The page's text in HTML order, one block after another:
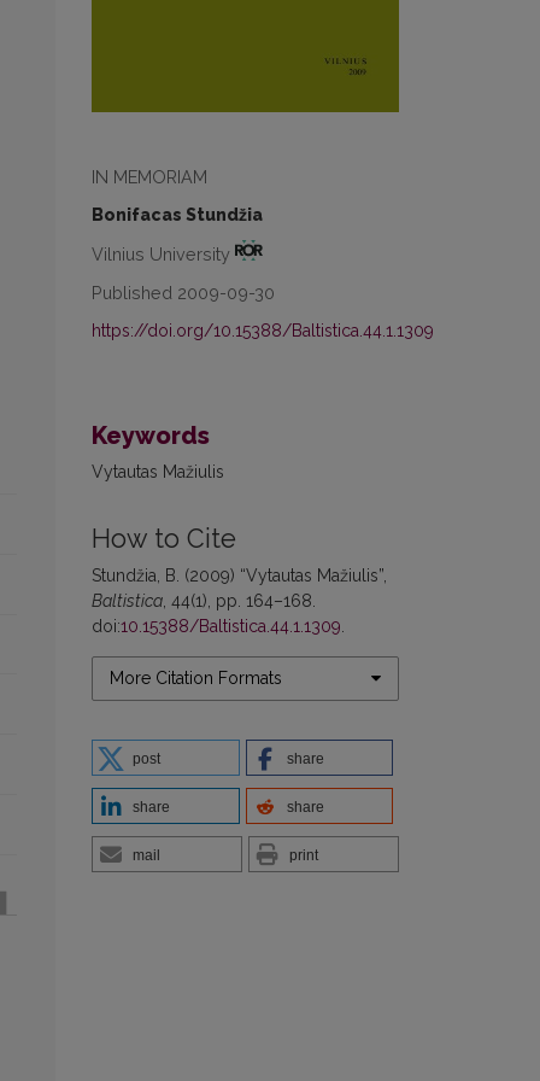
IN MEMORIAM
Bonifacas Stundžia
Vilnius University
Published 2009-09-30
https://doi.org/10.15388/Baltistica.44.1.1309
Keywords
Vytautas Mažiulis
How to Cite
Stundžia, B. (2009) “Vytautas Mažiulis”,
Baltistica , 44(1), pp. 164–168.
doi:10.15388/Baltistica.44.1.1309
More Citation Formats
post share
share share
mail print